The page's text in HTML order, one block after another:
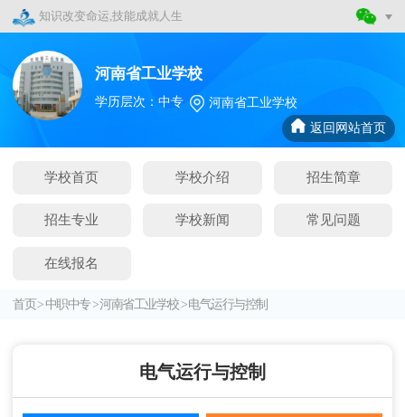
知识改变命运,技能成就人生
河南省工业学校
河南省工业学校
学历层次：中专
返回网站首页
学校首页 学校介绍 招生简章
招生专业 学校新闻 常见问题
在线报名
首页 >中职中专 >河南省工业学校 > 电气运行与控制
电气运行与控制